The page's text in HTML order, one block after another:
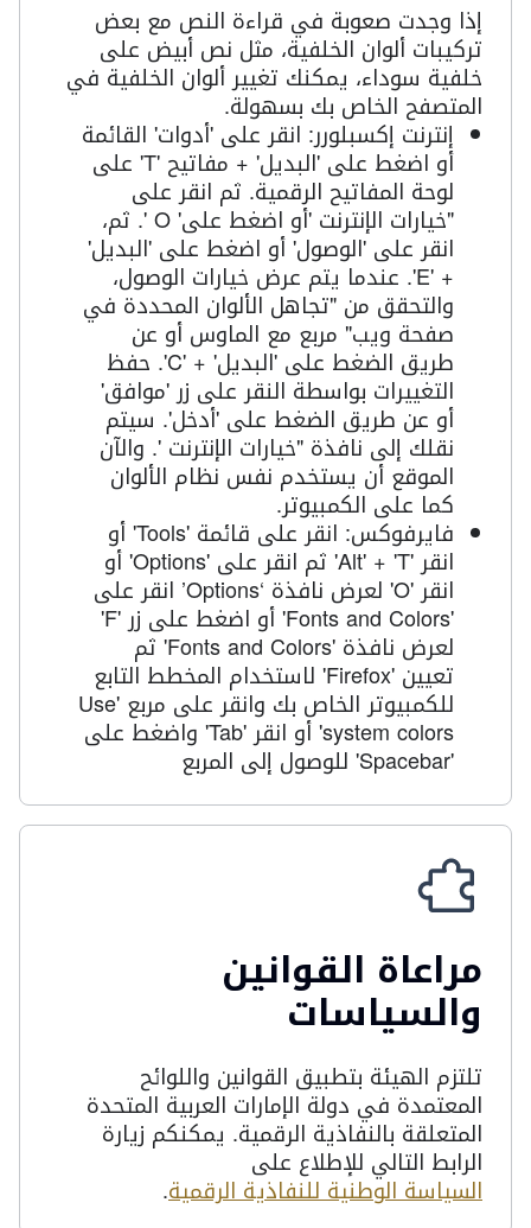
إذا وجدت صعوبة في قراءة النص مع بعض
تركيبات ألوان الخلفية، مثل نص أبيض على
خلفية سوداء، يمكنك تغيير ألوان الخلفية في
المتصفح الخاص بك بسهولة.
إنترنت إكسبلورر: انقر على 'أدوات' القائمة
أو اضغط على 'البديل' + مفاتيح 'T' على
لوحة المفاتيح الرقمية. ثم انقر على
"خيارات الإنترنت 'أو اضغط على'O'. ثم،
انقر على 'الوصول' أو اضغط على 'البديل'
+ '
E'. عندما يتم عرض خيارات الوصول،
والتحقق من "تجاهل الألوان المحددة في
صفحة ويب" مربع مع الماوس أو عن
طريق الضغط على 'البديل' + 'C'. حفظ
التغييرات بواسطة النقر على زر 'موافق'
أو عن طريق الضغط على 'أدخل'. سيتم
نقلك إلى نافذة "خيارات الإنترنت '. والآن
الموقع أن يستخدم نفس نظام الألوان
كما على الكمبيوتر.
فايرفوكس: انقر على قائمة 'Tools' أو
انقر ' Alt' + 'T ' ثم انقر على 'Options' أو
انقر 'O' لعرض نافذة ‘Options’ انقر على
'
Fonts and Colors ' أو اضغط على زر 'F'
لعرض نافذة 'Fonts and Colors' ثم
تعيين 'Firefox' لاستخدام المخطط التابع
للكمبيوتر الخاص بك وانقر على مربع 'Use
system colors' أو انقر 'Tab' واضغط على
'
Spacebar' للوصول إلى المربع
مراعاة القوانين
والسياسات
تلتزم الهيئة بتطبيق القوانين واللوائح
المعتمدة في دولة الإمارات العربية المتحدة
المتعلقة بالنفاذية الرقمية. يمكنكم زيارة
الرابط التالي للإطلاع على
السياسة الوطنية للنفاذية الرقمية.